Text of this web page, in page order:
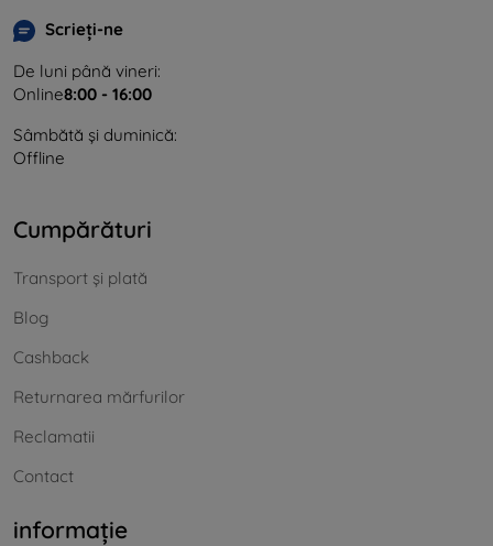
Scrieți-ne
De luni până vineri:
Online8:00 - 16:00
Sâmbătă și duminică:
Offline
Cumpărături
Transport și plată
Blog
Cashback
Returnarea mărfurilor
Reclamatii
Contact
informație